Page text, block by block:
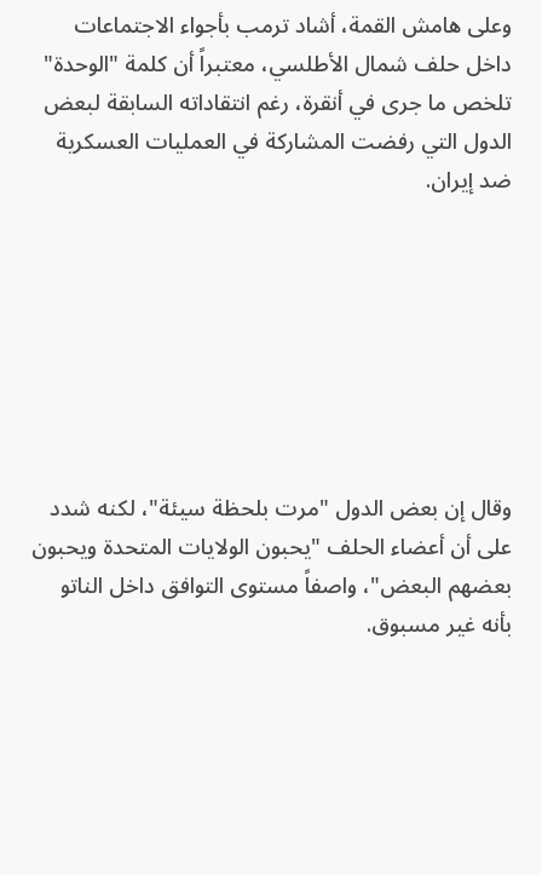
وعلى هامش القمة، أشاد ترمب بأجواء الاجتماعات
داخل حلف شمال الأطلسي، معتبراً أن كلمة "الوحدة"
تلخص ما جرى في أنقرة، رغم انتقاداته السابقة لبعض
الدول التي رفضت المشاركة في العمليات العسكرية
ضد إيران.
وقال إن بعض الدول "مرت بلحظة سيئة"، لكنه شدد
على أن أعضاء الحلف "يحبون الولايات المتحدة ويحبون
بعضهم البعض"، واصفاً مستوى التوافق داخل الناتو
بأنه غير مسبوق.